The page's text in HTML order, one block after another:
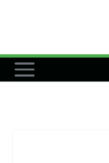
テ
ン